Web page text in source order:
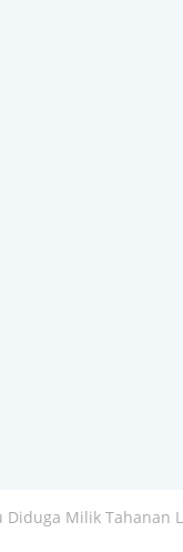
Diduga Milik Tahanan